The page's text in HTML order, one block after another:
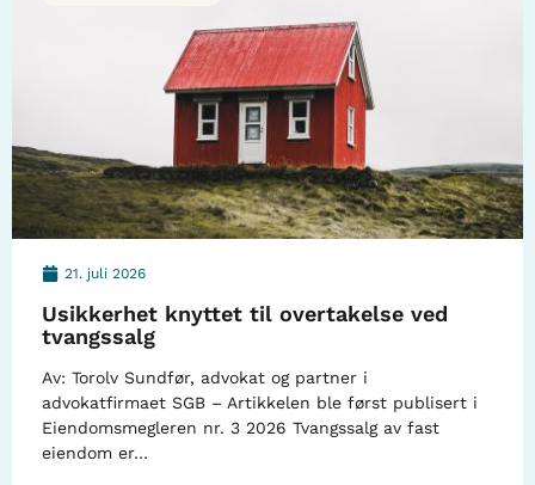
21. juli 2026
Usikkerhet knyttet til overtakelse ved
tvangssalg
Av: Torolv Sundfør, advokat og partner i
advokatfirmaet SGB – Artikkelen ble først publisert i
Eiendomsmegleren nr. 3 2026 Tvangssalg av fast
eiendom er…